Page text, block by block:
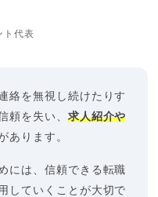
ト代表
絡を無視し続けたりす
頼を失い、 求人紹介や
あります。
には、信頼できる転職
していくことが大切で